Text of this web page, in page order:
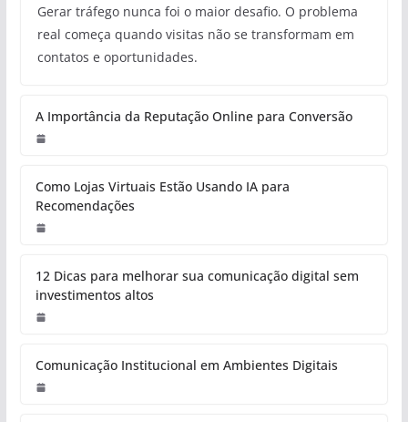
Gerar tráfego nunca foi o maior desafio. O problema
real começa quando visitas não se transformam em
contatos e oportunidades.
A Importância da Reputação Online para Conversão
Como Lojas Virtuais Estão Usando IA para
Recomendações
12 Dicas para melhorar sua comunicação digital sem
investimentos altos
Comunicação Institucional em Ambientes Digitais